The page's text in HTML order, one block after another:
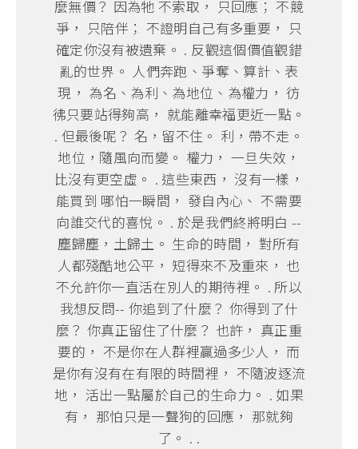
麼無價？ 因為牠 不索取， 只回應； 不競
爭， 只陪伴； 不證明自己有多重要， 只
確定你沒有被遺棄。 . 反觀這個價值觀錯
亂的世界。 人們奔跑、爭奪、算計、表
現， 為名、為利、為地位、為權力， 彷
彿只要站得夠高， 就能離幸福更近一點。
. 但最後呢？ 名，留不住。 利，帶不走。
地位，隨風向而變。 權力， 一旦失效，
比沒有更空虛。 . 這些東西， 沒有一樣，
能買到 哪怕一瞬間， 發自內心、 不需要
向誰交代的喜悅。 . 於是我們終將明白 --
塵歸塵，土歸土。 生命的時間， 對所有
人都殘酷地公平， 短得來不及重來， 也
不允許你一直活在別人的期待裡。 . 所以
我想反問-- 你追到了什麼？ 你得到了什
麼？ 你真正留住了什麼？ 也許， 真正重
要的， 不是你在人群裡贏過多少人， 而
是你有沒有在有限的時間裡， 不隨波逐流
地， 活出一點屬於自己的生命力。 . 如果
有， 那怕只是一聲狗的回應， 那就夠
了。 . .